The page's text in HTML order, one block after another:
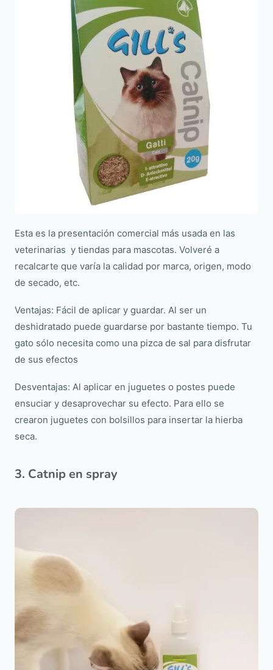
Esta es la presentación comercial más usada en las
veterinarias y tiendas para mascotas. Volveré a
recalcarte que varía la calidad por marca, origen, modo
de secado, etc.
Ventajas: Fácil de aplicar y guardar. Al ser un
deshidratado puede guardarse por bastante tiempo. Tu
gato sólo necesita como una pizca de sal para disfrutar
de sus efectos
Desventajas: Al aplicar en juguetes o postes puede
ensuciar y desaprovechar su efecto. Para ello se
crearon juguetes con bolsillos para insertar la hierba
seca.
3. Catnip en spray